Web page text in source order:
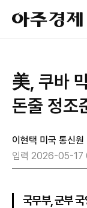
아
주
경
美, 쿠바
돈줄 정조
이현택 미국 통신원
입력 2026-05-17
국무부, 군부